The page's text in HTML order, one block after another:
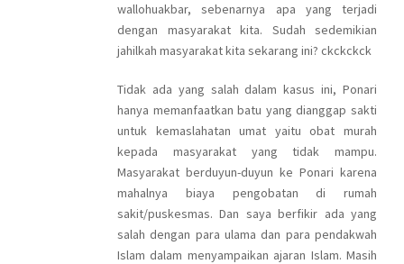
wallohuakbar, sebenarnya apa yang terjadi
dengan masyarakat kita. Sudah sedemikian
jahilkah masyarakat kita sekarang ini? ckckckck
Tidak ada yang salah dalam kasus ini, Ponari
hanya memanfaatkan batu yang dianggap sakti
untuk kemaslahatan umat yaitu obat murah
kepada masyarakat yang tidak mampu.
Masyarakat berduyun-duyun ke Ponari karena
mahalnya biaya pengobatan di rumah
sakit/puskesmas. Dan saya berfikir ada yang
salah dengan para ulama dan para pendakwah
Islam dalam menyampaikan ajaran Islam. Masih